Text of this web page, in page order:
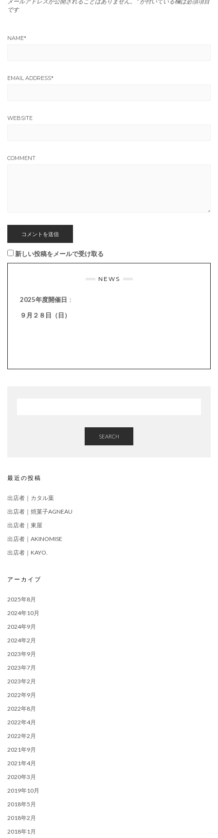
です
NAME*
EMAIL ADDRESS*
WEBSITE
COMMENT
新しい投稿をメールで受け取る
NEWS
2025年度開催日 ：
９月２８日（日）
SEARCH
最近の投稿
出店者｜カタル葉
出店者｜焼菓子AGNEAU
出店者｜東屋
出店者｜AKINOMISE
出店者｜KAYO.
アーカイブ
2025年8月
2024年10月
2024年9月
2024年2月
2023年9月
2023年7月
2023年2月
2022年9月
2022年8月
2022年4月
2022年2月
2021年9月
2021年4月
2020年3月
2019年10月
2018年5月
2018年2月
2018年1月